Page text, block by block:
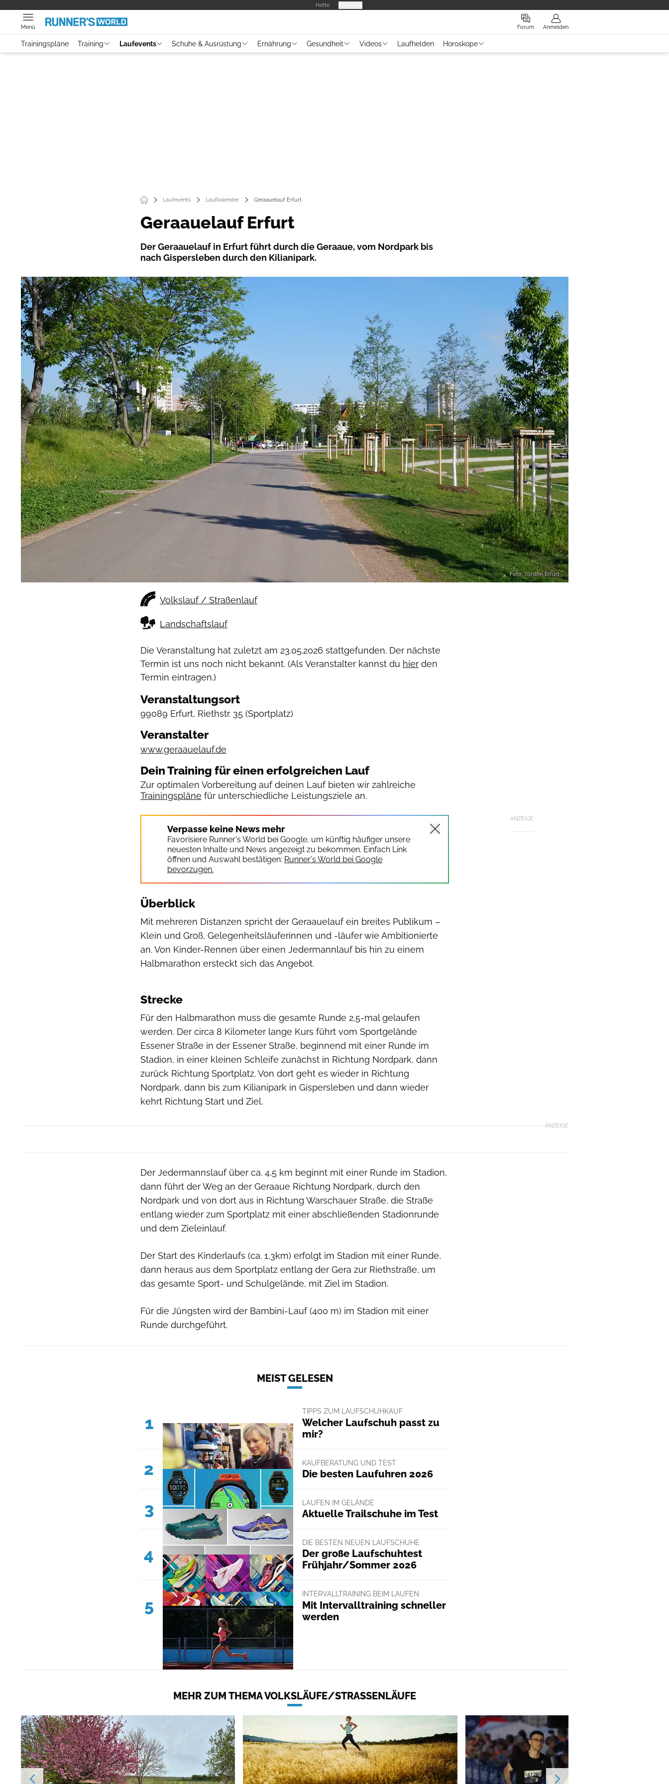
Hefte
Forum Anmelden
Menü
Trainingspläne Training Laufevents Schuhe & Ausrüstung Ernährung Gesundheit Videos Laufhelden Horoskope
Laufevents Laufkalender Geraauelauf Erfurt
Geraauelauf Erfurt
Der Geraauelauf in Erfurt führt durch die Geraaue, vom Nordpark bis
nach Gispersleben durch den Kilianipark.
Foto: Torsten Erfurt
Volkslauf / Straßenlauf
Landschaftslauf
Die Veranstaltung hat zuletzt am 23.05.2026 stattgefunden. Der nächste
Termin ist uns noch nicht bekannt. (Als Veranstalter kannst du hier den
Termin eintragen.)
Veranstaltungsort
99089 Erfurt, Riethstr. 35 (Sportplatz)
Veranstalter
www.geraauelauf.de
Dein Training für einen erfolgreichen Lauf
Zur optimalen Vorbereitung auf deinen Lauf bieten wir zahlreiche
Trainingspläne für unterschiedliche Leistungsziele an.
ANZEIGE
Verpasse keine News mehr
Favorisiere Runner's World bei Google, um künftig häufiger unsere
neuesten Inhalte und News angezeigt zu bekommen. Einfach Link
öffnen und Auswahl bestätigen: Runner's World bei Google
bevorzugen.
Überblick
Mit mehreren Distanzen spricht der Geraauelauf ein breites Publikum –
Klein und Groß, Gelegenheitsläuferinnen und -läufer wie Ambitionierte
an. Von Kinder-Rennen über einen Jedermannlauf bis hin zu einem
Halbmarathon ersteckt sich das Angebot.
Strecke
Für den Halbmarathon muss die gesamte Runde 2,5-mal gelaufen
werden. Der circa 8 Kilometer lange Kurs führt vom Sportgelände
Essener Straße in der Essener Straße, beginnend mit einer Runde im
Stadion, in einer kleinen Schleife zunächst in Richtung Nordpark, dann
zurück Richtung Sportplatz. Von dort geht es wieder in Richtung
Nordpark, dann bis zum Kilianipark in Gispersleben und dann wieder
kehrt Richtung Start und Ziel.
ANZEIGE
Der Jedermannslauf über ca. 4,5 km beginnt mit einer Runde im Stadion,
dann führt der Weg an der Geraaue Richtung Nordpark, durch den
Nordpark und von dort aus in Richtung Warschauer Straße, die Straße
entlang wieder zum Sportplatz mit einer abschließenden Stadionrunde
und dem Zieleinlauf.
Der Start des Kinderlaufs (ca. 1,3km) erfolgt im Stadion mit einer Runde,
dann heraus aus dem Sportplatz entlang der Gera zur Riethstraße, um
das gesamte Sport- und Schulgelände, mit Ziel im Stadion.
Für die Jüngsten wird der Bambini-Lauf (400 m) im Stadion mit einer
Runde durchgeführt.
MEIST GELESEN
1
TIPPS ZUM LAUFSCHUHKAUF
Welcher Laufschuh passt zu
mir?
2 KAUFBERATUNG UND TEST
Die besten Laufuhren 2026
3 LAUFEN IM GELÄNDE
Aktuelle Trailschuhe im Test
4
DIE BESTEN NEUEN LAUFSCHUHE
Der große Laufschuhtest
Frühjahr/Sommer 2026
5
INTERVALLTRAINING BEIM LAUFEN
Mit Intervalltraining schneller
werden
MEHR ZUM THEMA VOLKSLÄUFE/STRASSENLÄUFE